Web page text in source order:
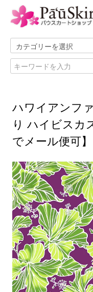
ハワイアンフ
り ハイビスカ
でメール便可】